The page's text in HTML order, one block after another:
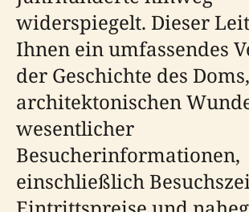
widerspiegelt. Dieser
Ihnen ein umfassendes
der Geschichte des
architektonischen
wesentlicher
Besucherinformationen,
einschließlich